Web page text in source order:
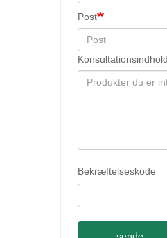
Post
Konsultationsindhold
Bekræftelseskode